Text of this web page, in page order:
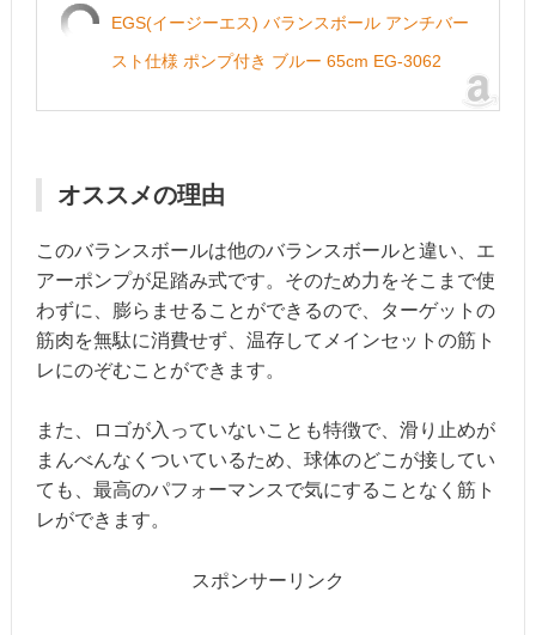
EGS(イージーエス) バランスボール アンチバー
スト仕様 ポンプ付き ブルー 65cm EG-3062
オススメの理由
このバランスボールは他のバランスボールと違い、エ
アーポンプが足踏み式です。そのため力をそこまで使
わずに、膨らませることができるので、ターゲットの
筋肉を無駄に消費せず、温存してメインセットの筋ト
レにのぞむことができます。
また、ロゴが入っていないことも特徴で、滑り止めが
まんべんなくついているため、球体のどこが接してい
ても、最高のパフォーマンスで気にすることなく筋ト
レができます。
スポンサーリンク